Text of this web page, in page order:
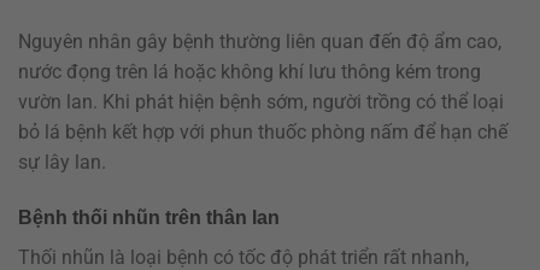
Nguyên nhân gây bệnh thường liên quan đến độ ẩm cao,
nước đọng trên lá hoặc không khí lưu thông kém trong
vườn lan. Khi phát hiện bệnh sớm, người trồng có thể loại
bỏ lá bệnh kết hợp với phun thuốc phòng nấm để hạn chế
sự lây lan.
Bệnh thối nhũn trên thân lan
Thối nhũn là loại bệnh có tốc độ phát triển rất nhanh,